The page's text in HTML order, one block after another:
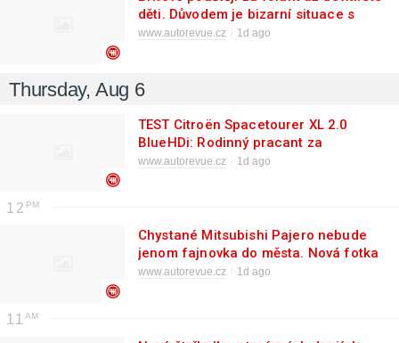
děti. Důvodem je bizarní situace s
řidičáky
www.autorevue.cz 1d ago
Thursday, Aug 6
TEST Citroën Spacetourer XL 2.0
BlueHDi: Rodinný pracant za
rozumnou cenu
www.autorevue.cz 1d ago
12
Chystané Mitsubishi Pajero nebude
jenom fajnovka do města. Nová fotka
to prozrazuje
www.autorevue.cz 1d ago
11